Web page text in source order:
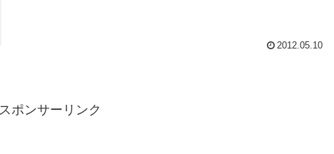
2012.05.10
スポンサーリンク